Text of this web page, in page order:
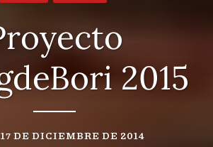
2015
17 DE DICIEMBRE DE 2014